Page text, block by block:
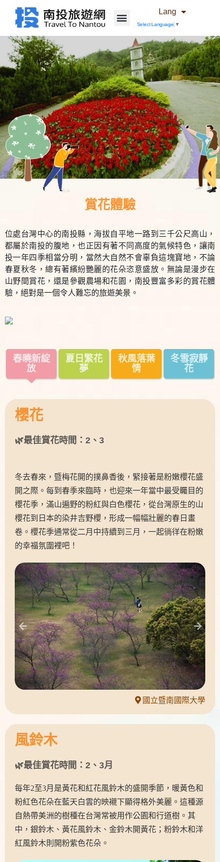
Lang
Select Language ▼
賞花體驗
位處台灣中心的南投縣，海拔自平地一路到三千公尺高山，
都屬於南投的腹地，也正因有著不同高度的氣候特色，讓南
投一年四季相當分明，當然大自然不會辜負這塊寶地，不論
春夏秋冬，總有著繽紛艷麗的花朵恣意盛放。無論是漫步在
山野間賞花，還是參觀農場和花園，南投豐富多彩的賞花體
驗，絕對是一個令人難忘的旅遊美景。
春曉新綻
放
夏日繁花
夢
秋風落葉
情
冬雪寂靜
花
櫻花
🌿最佳賞花時間：2、3
冬去春來，暨梅花開的撲鼻香後，緊接著是粉嫩櫻花盛
開之際。每到春季來臨時，也迎來一年當中最受矚目的
櫻花季，滿山遍野的粉紅與白色櫻花，從台灣原生的山
櫻花到日本的染井吉野櫻，形成一幅幅壯麗的春日畫
卷。櫻花季通常從二月中持續到三月，一起徜徉在粉嫩
的幸福氛圍裡吧！
國立暨南國際大學
風鈴木
🌿最佳賞花時間：2、3月
每年2至3月是黃花和紅花風鈴木的盛開季節，暖黃色和
粉紅色花朵在藍天白雲的映襯下顯得格外美麗。這種源
自熱帶美洲的樹種在台灣常被用作公園和行道樹。其
中，銀鈴木、黃花風鈴木、金鈴木開黃花；粉鈴木和洋
紅風鈴木則開粉紫色花朵。